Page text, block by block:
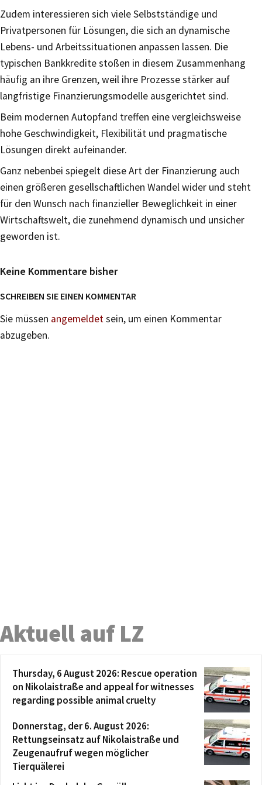
Zudem interessieren sich viele Selbstständige und
Privatpersonen für Lösungen, die sich an dynamische
Lebens- und Arbeitssituationen anpassen lassen. Die
typischen Bankkredite stoßen in diesem Zusammenhang
häufig an ihre Grenzen, weil ihre Prozesse stärker auf
langfristige Finanzierungsmodelle ausgerichtet sind.
Beim modernen Autopfand treffen eine vergleichsweise
hohe Geschwindigkeit, Flexibilität und pragmatische
Lösungen direkt aufeinander.
Ganz nebenbei spiegelt diese Art der Finanzierung auch
einen größeren gesellschaftlichen Wandel wider und steht
für den Wunsch nach finanzieller Beweglichkeit in einer
Wirtschaftswelt, die zunehmend dynamisch und unsicher
geworden ist.
Keine Kommentare bisher
SCHREIBEN SIE EINEN KOMMENTAR
Sie müssen angemeldetsein, um einen Kommentar
abzugeben.
Aktuell auf LZ
Thursday, 6 August 2026: Rescue operation
on Nikolaistraße and appeal for witnesses
regarding possible animal cruelty
Donnerstag, der 6. August 2026:
Rettungseinsatz auf Nikolaistraße und
Zeugenaufruf wegen möglicher
Tierquälerei